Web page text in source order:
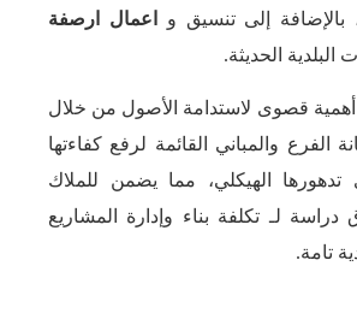
بالإضافة إلى تنسيق و
اعمال ارصفة
البلدية الحديثة.
قصوى لاستدامة الأصول من خلال
الفرع والمباني القائمة لرفع كفاءتها
تدهورها الهيكلي، مما يضمن للملاك
لـ تكلفة بناء وإدارة المشاريع
تامة.